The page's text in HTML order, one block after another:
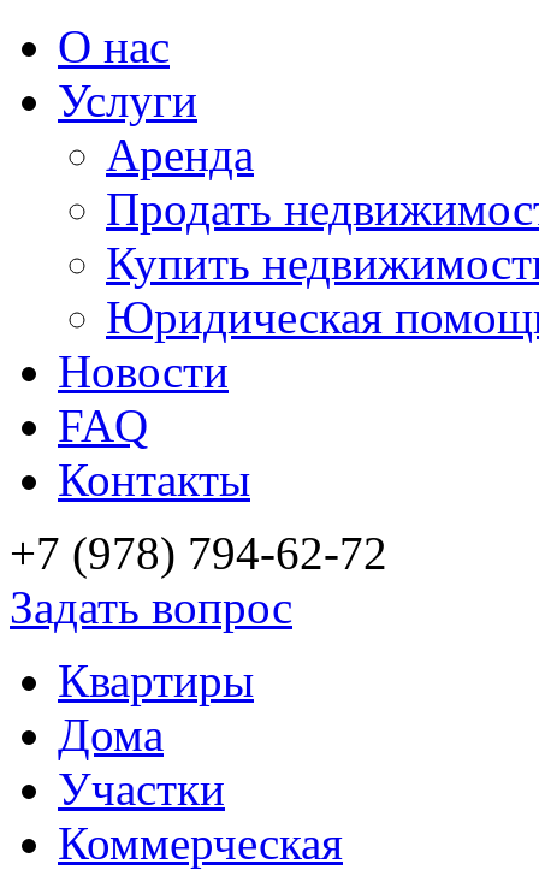
О нас
Услуги
Аренда
Продать
Купить
Юридическая
Новости
FAQ
Контакты
+7 (978) 794-62-72
Задать вопрос
Квартиры
Дома
Участки
Коммерческая